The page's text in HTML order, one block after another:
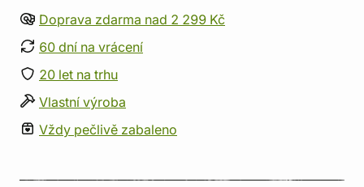
Doprava zdarma nad 2 299 Kč
60 dní na vrácení
20 let na trhu
Vlastní výroba
Vždy pečlivě zabaleno